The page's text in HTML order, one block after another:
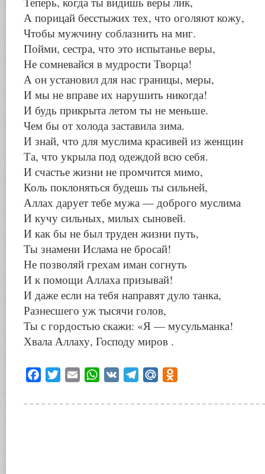
А порицай бесстыжих тех, что оголяют кожу,
Чтобы мужчину соблазнить на миг.
Пойми, сестра, что это испытанье веры,
Не сомневайся в мудрости Творца!
А он установил для нас границы, меры,
И мы не вправе их нарушить никогда!
И будь прикрыта летом ты не меньше.
Чем бы от холода заставила зима.
И знай, что для муслима красивей из женщин
Та, что укрыла под одеждой всю себя.
И счастье жизни не промчится мимо,
Коль поклоняться будешь ты сильней,
Аллах дарует тебе мужа — доброго муслима
И кучу сильных, милых сыновей.
И как бы не был труден жизни путь,
Ты знамени Ислама не бросай!
Не позволяй грехам иман согнуть
И к помощи Аллаха призывай!
И даже если на тебя направят дуло танка,
Разнесшего уж тысячи голов,
Ты с гордостью скажи: «Я — мусульманка!
Хвала Аллаху, Господу миров .
Facebook
Twitter Email WhatsApp
VK TelegramMail.Ru